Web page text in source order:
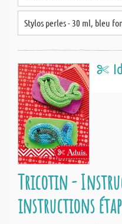
Stylos perles - 30 ml, bleu
Tricotin -
instructions